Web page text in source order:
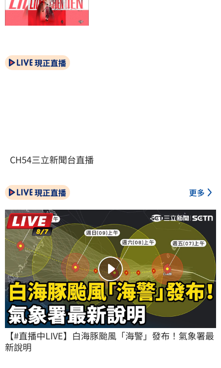
現正直播
CH54三立新聞台直播
現正直播 更多
【#直播中LIVE】白海豚颱風「海警」發布！氣象署最
新說明